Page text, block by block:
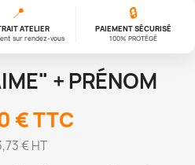
📍
ATELIER
sur rendez-vous
🔒
PAIEMENT SÉCURISÉ
100% PROTÉGÉ
+ PRÉNOM
€TTC
€ HT